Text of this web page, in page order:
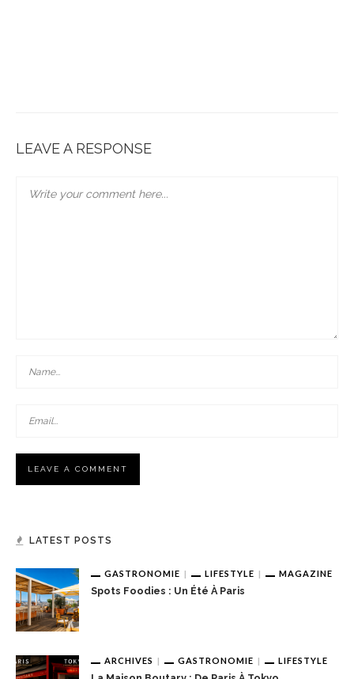
LEAVE A RESPONSE
LATEST POSTS
GASTRONOMIE LIFESTYLE MAGAZINE
Spots Foodies : Un Été À Paris
ARCHIVES GASTRONOMIE LIFESTYLE